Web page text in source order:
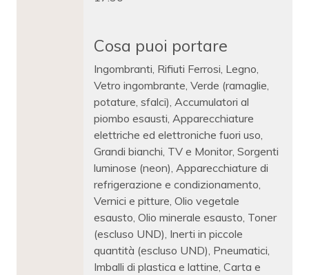
Cosa puoi portare
Ingombranti, Rifiuti Ferrosi, Legno,
Vetro ingombrante, Verde (ramaglie,
potature, sfalci), Accumulatori al
piombo esausti, Apparecchiature
elettriche ed elettroniche fuori uso,
Grandi bianchi, TV e Monitor, Sorgenti
luminose (neon), Apparecchiature di
refrigerazione e condizionamento,
Vernici e pitture, Olio vegetale
esausto, Olio minerale esausto, Toner
(escluso UND), Inerti in piccole
quantità (escluso UND), Pneumatici,
Imballi di plastica e lattine, Carta e